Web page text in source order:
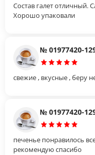
Состав галет отличный.
Хорошо упаковали
№ 01977420-
свежие , вкусные , беру
№ 01977420-
печенье понравилось
рекомендую спасибо